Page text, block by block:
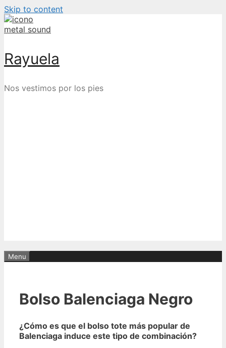
Skip to content
Rayuela
Nos vestimos por los pies
Menu
Bolso Balenciaga Negro
¿Cómo es que el bolso tote más popular de
Balenciaga induce este tipo de combinación?